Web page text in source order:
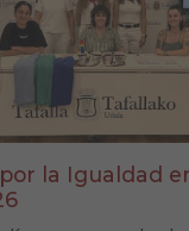
la Igualdad